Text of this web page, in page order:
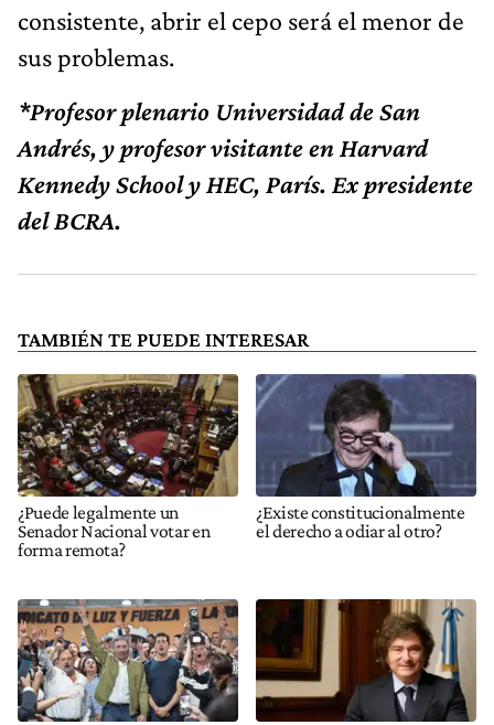
consistente, abrir el cepo será el menor de
sus problemas.
*Profesor plenario Universidad de San
Andrés, y profesor visitante en Harvard
Kennedy School y HEC, París. Ex presidente
del BCRA.
TAMBIÉN TE PUEDE INTERESAR
¿Puede legalmente un
Senador Nacional votar en
forma remota?
¿Existe constitucionalmente
el derecho a odiar al otro?